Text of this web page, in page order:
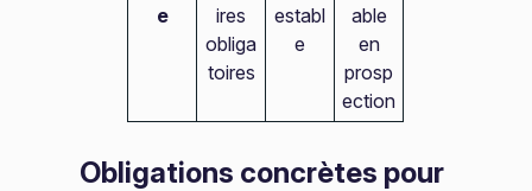
e
ires
obliga
toires
establ
e
able
en
prosp
ection
Obligations concrètes pour